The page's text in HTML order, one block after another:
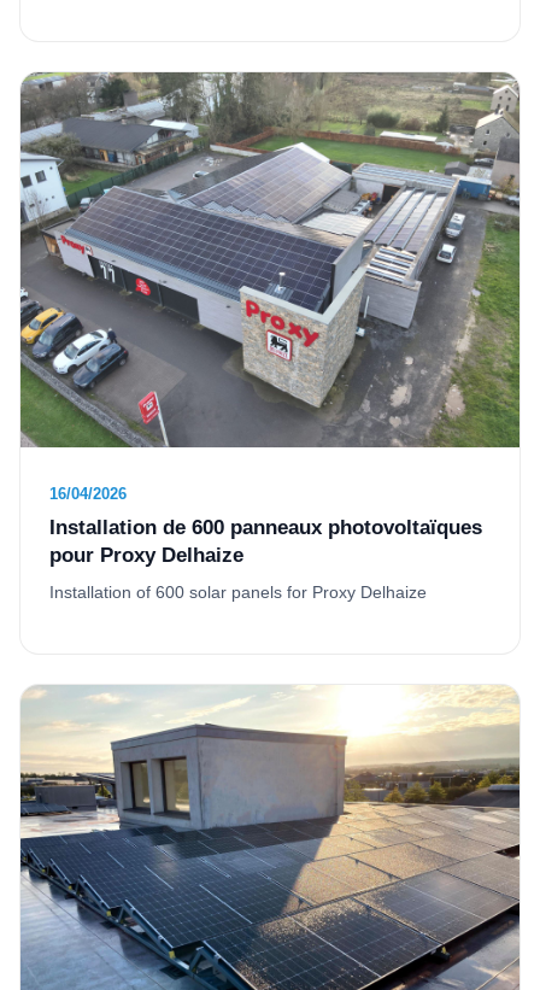
16/04/2026
Installation de 600 panneaux photovoltaïques
pour Proxy Delhaize
Installation of 600 solar panels for Proxy Delhaize